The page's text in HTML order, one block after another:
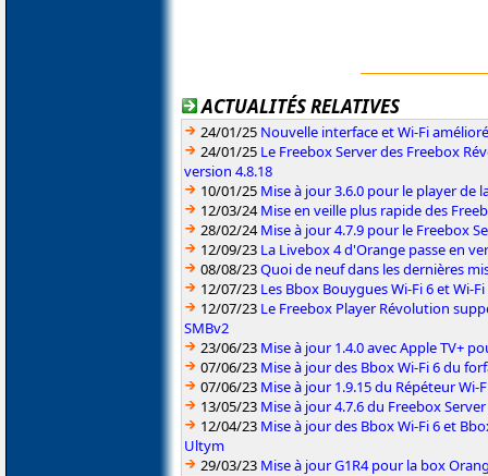
ACTUALITÉS RELATIVES
24/01/25 Nouvelle interface et Wi-Fi
24/01/25 Le Freebox Server des Freebox
version 4.8.18
10/01/25 Mise à jour 3.6.0 pour le player de
12/03/24Mise en veille plus rapide des
28/02/24Mise à jour 4.7.9 pour le Freebox
12/09/23 La Livebox 4 d'Orange passe en
08/08/23Quoi de neuf dans les dernières
12/07/23 Les Bbox Bouygues Wi-Fi 6 et Wi-
12/07/23 Le Freebox Player Révolution
SMBv2
23/06/23 Mise à jour 1.4.0 avec Apple TV+
07/06/23 Mise à jour des Bbox Wi-Fi 6 du
07/06/23 Mise à jour 1.9.15 du Répéteur Wi-
13/05/23 Mise à jour 4.7.6 du Freebox Server
12/04/23 Mise à jour des Bbox Wi-Fi 6 et
Ultym
29/03/23 Mise à jour G1R4 pour la box